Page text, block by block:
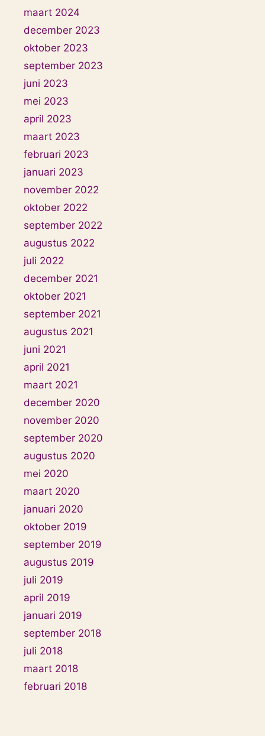
maart 2024
december 2023
oktober 2023
september 2023
juni 2023
mei 2023
april 2023
maart 2023
februari 2023
januari 2023
november 2022
oktober 2022
september 2022
augustus 2022
juli 2022
december 2021
oktober 2021
september 2021
augustus 2021
juni 2021
april 2021
maart 2021
december 2020
november 2020
september 2020
augustus 2020
mei 2020
maart 2020
januari 2020
oktober 2019
september 2019
augustus 2019
juli 2019
april 2019
januari 2019
september 2018
juli 2018
maart 2018
februari 2018